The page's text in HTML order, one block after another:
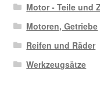
Motor - Teile und
Motoren, Getriebe
Reifen und Räder
Werkzeugsätze